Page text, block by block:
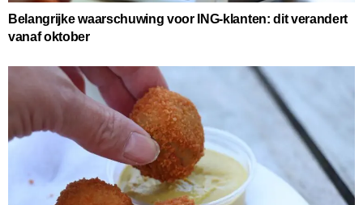
Belangrijke waarschuwing voor ING-klanten: dit verandert
vanaf oktober